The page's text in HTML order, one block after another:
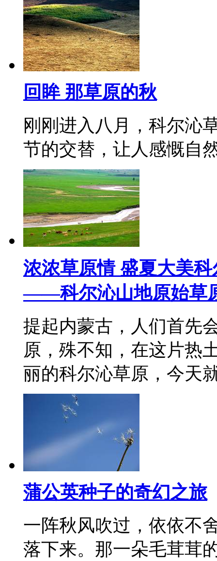
回眸 那草原的秋
刚刚进入八月，科尔沁
节的交替，让人感慨自
浓浓草原情 盛夏大美科
——科尔沁山地原始草
提起内蒙古，人们首先
原，殊不知，在这片热
丽的科尔沁草原，今
蒲公英种子的奇幻之旅
一阵秋风吹过，依依不
落下来。那一朵毛茸茸